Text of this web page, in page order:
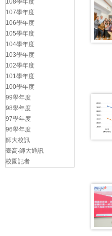
108學年度
107學年度
106學年度
105學年度
104學年度
103學年度
102學年度
101學年度
100學年度
99學年度
98學年度
97學年度
96學年度
師大校訊
臺高‧師大通訊
校園記者